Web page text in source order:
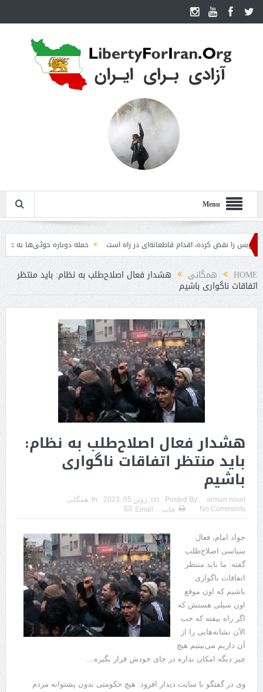
Menu
نقض کرده، اقدام قاطعانه‌ای در راه است حمله دوباره حوثی‌ها به عربستان؛
HOME همگانی هشدار فعال اصلاح‌طلب به نظام: باید منتظر
اتفاقات ناگواری باشیم
هشدار فعال اصلاح‌طلب به نظام:
باید منتظر اتفاقات ناگواری
باشیم
Posted By: arman nouri
on: ژوئن 05, 2023 In: همگانی
No Comments
چاپ Email
جواد امام، فعال
سیاسی اصلاح‌طلب
گفته: ما باید منتظر
اتفاقات ناگواری
باشیم که اون موقع
اون سیلی هستش که
اگر راه بیفته که خب
الآن نشانه‌هایی را از
آن داریم می‌بینیم هیچ
چیز دیگه امکان نداره در جای خودش قرار بگیره…
وی در گفتگو با سایت دیدار افزود: هیچ حکومتی بدون پشتوانه مردم